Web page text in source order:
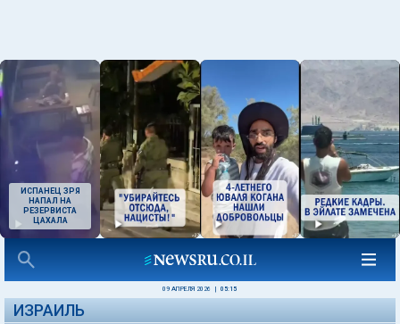
ИСПАНЕЦ ЗРЯ
НАПАЛ НА
РЕЗЕРВИСТА
ЦАХАЛА
09 АПРЕЛЯ 2026 05:15
ИЗРАИЛЬ